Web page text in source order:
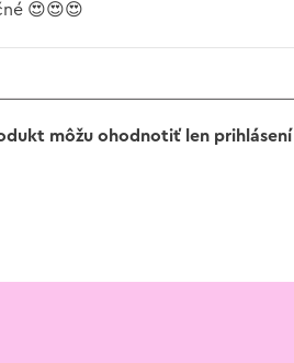
😍😍😍
môžu ohodnotiť len